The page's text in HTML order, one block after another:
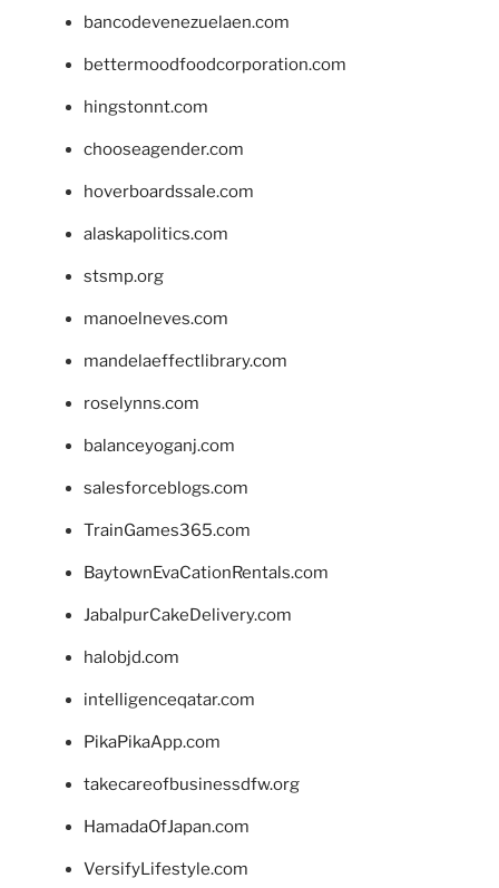
bancodevenezuelaen.com
bettermoodfoodcorporation.com
hingstonnt.com
chooseagender.com
hoverboardssale.com
alaskapolitics.com
stsmp.org
manoelneves.com
mandelaeffectlibrary.com
roselynns.com
balanceyoganj.com
salesforceblogs.com
TrainGames365.com
BaytownEvaCationRentals.com
JabalpurCakeDelivery.com
halobjd.com
intelligenceqatar.com
PikaPikaApp.com
takecareofbusinessdfw.org
HamadaOfJapan.com
VersifyLifestyle.com